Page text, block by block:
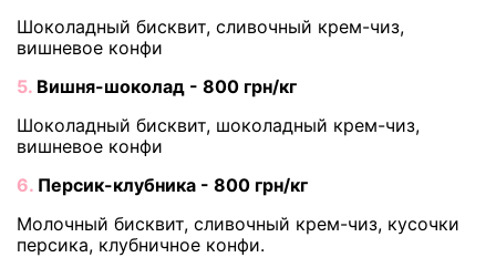
Шоколадный бисквит, сливочный крем-чиз,
вишневое конфи
5. Вишня-шоколад - 800 грн/кг
Шоколадный бисквит, шоколадный крем-чиз,
вишневое конфи
6. Персик-клубника - 800 грн/кг
Молочный бисквит, сливочный крем-чиз, кусочки
персика, клубничное конфи.